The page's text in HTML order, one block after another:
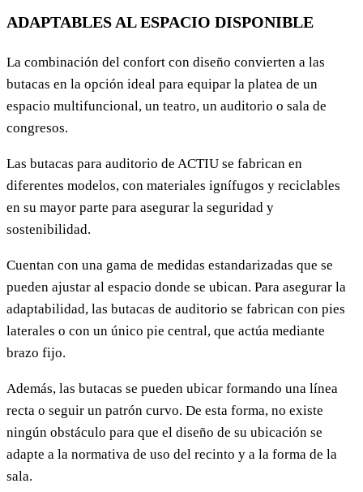
ADAPTABLES AL ESPACIO DISPONIBLE
La combinación del confort con diseño convierten a las
butacas en la opción ideal para equipar la platea de un
espacio multifuncional, un teatro, un auditorio o sala de
congresos.
Las butacas para auditorio de ACTIU se fabrican en
diferentes modelos, con materiales ignífugos y reciclables
en su mayor parte para asegurar la seguridad y
sostenibilidad.
Cuentan con una gama de medidas estandarizadas que se
pueden ajustar al espacio donde se ubican. Para asegurar la
adaptabilidad, las butacas de auditorio se fabrican con pies
laterales o con un único pie central, que actúa mediante
brazo fijo.
Además, las butacas se pueden ubicar formando una línea
recta o seguir un patrón curvo. De esta forma, no existe
ningún obstáculo para que el diseño de su ubicación se
adapte a la normativa de uso del recinto y a la forma de la
sala.